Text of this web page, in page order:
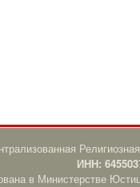
ИНН:
в Министерстве